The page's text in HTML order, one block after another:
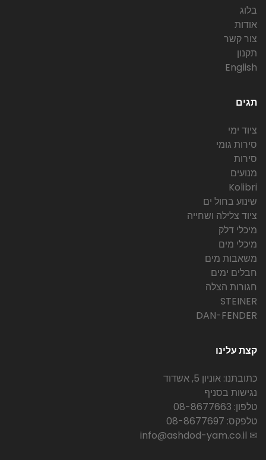
בלוג
אודות
צור קשר
תקנון
English
תגים
ציוד ימי
סירות גומי
סירות
מנועים
Kolibri
שינוע בחול ים
ציוד צלילה ושחייה
מיכלי דלק
מיכלי מים
משאבות מים
חבלים ימים
חגורות הצלה
STEINER
DAN-FENDER
קצת עלינו
כתובתנו: אוניון 5, אשדוד
נגישות בסניף
טלפון: 08-8677663
טלפקס: 08-8677697
✉ info@ashdod-yam.co.il